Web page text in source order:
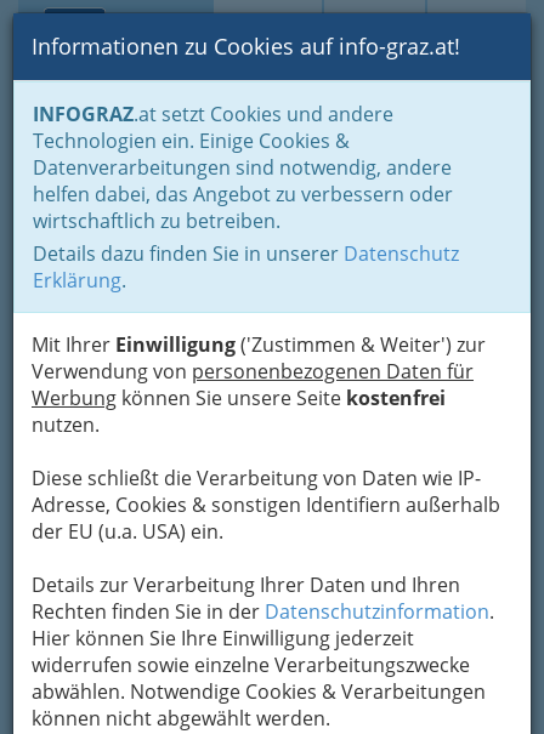
Suche Login Toggle
Informationen zu Cookies auf info-graz.at!
INFOGRAZ.at setzt Cookies und andere
Technologien ein. Einige Cookies &
Datenverarbeitungen sind notwendig, andere
helfen dabei, das Angebot zu verbessern oder
wirtschaftlich zu betreiben.
Details dazu finden Sie in unserer Datenschutz
Erklärung.
Mit Ihrer Einwilligung('Zustimmen & Weiter') zur
Verwendung von personenbezogenen Daten für
Werbung können Sie unsere Seite kostenfrei
nutzen.
Diese schließt die Verarbeitung von Daten wie IP-
Adresse, Cookies & sonstigen Identifiern außerhalb
der EU (u.a. USA) ein.
Details zur Verarbeitung Ihrer Daten und Ihren
Rechten finden Sie in der Datenschutzinformation.
Hier können Sie Ihre Einwilligung jederzeit
widerrufen sowie einzelne Verarbeitungszwecke
abwählen. Notwendige Cookies & Verarbeitungen
können nicht abgewählt werden.
Home Lebens-Guide
Tierfreunde
Tierenergetiker – tierbezogene Hilfestellung körperlicher
Ausgewogenheit
Tierenergetiker –
tierbezogene Hilfestellung
körperlicher
Ausgewogenheit
1
Sabine Leinholz
Reitweg 30 c, 8055 Graz
E-Mail
Karte & Routenplaner
Eintrag ändern
Nicola Wohlgemuth
Schillingsdorferstraße 25, 8010 Kainbach
bei Graz